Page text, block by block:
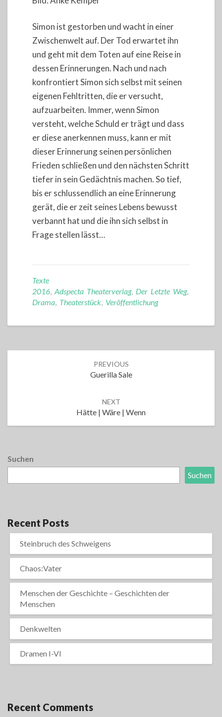
Simon ist gestorben und wacht in einer
Zwischenwelt auf. Der Tod erwartet ihn
und geht mit dem Toten auf eine Reise in
dessen Erinnerungen. Nach und nach
konfrontiert Simon sich selbst mit seinen
eigenen Fehltritten, die er versucht,
aufzuarbeiten. Immer, wenn Simon
versteht, welche Schuld er trägt und dass
er diese anerkennen muss, kann er mit
dieser Erinnerung seinen persönlichen
Frieden schließen und den nächsten Schritt
tiefer in sein Gedächtnis machen. So tief,
bis er schlussendlich an eine Erinnerung
gerät, die er zeit seines Lebens bewusst
verbannt hat und die ihn sich selbst in
Frage stellen lässt…
Texte
2016 Adspecta Theaterverlag, Der Letzte Weg,
Drama Theaterstück Veröffentlichung
PREVIOUS
Guerilla Sale
NEXT
Hätte | Wäre | Wenn
Suchen
Suchen
Recent Posts
Steinbruch des Schweigens
Chaos:Vater
Menschen der Geschichte – Geschichten der
Menschen
Denkwelten
Dramen I-VI
Recent Comments